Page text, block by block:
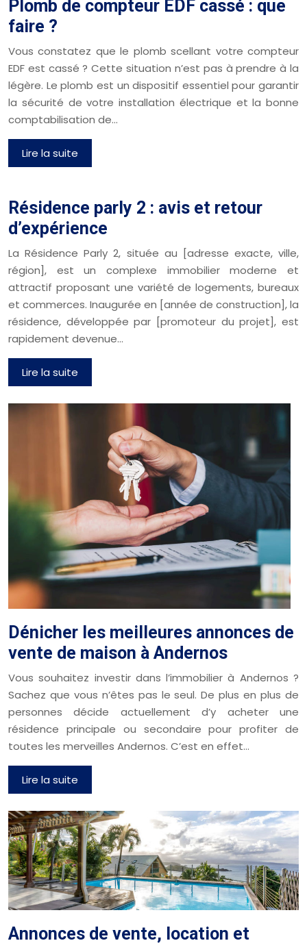
Plomb de compteur EDF cassé : que
faire ?
Vous constatez que le plomb scellant votre compteur
EDF est cassé ? Cette situation n’est pas à prendre à la
légère. Le plomb est un dispositif essentiel pour garantir
la sécurité de votre installation électrique et la bonne
comptabilisation de…
Lire la suite
Résidence parly 2 : avis et retour
d’expérience
La Résidence Parly 2, située au [adresse exacte, ville,
région], est un complexe immobilier moderne et
attractif proposant une variété de logements, bureaux
et commerces. Inaugurée en [année de construction], la
résidence, développée par [promoteur du projet], est
rapidement devenue…
Lire la suite
Dénicher les meilleures annonces de
vente de maison à Andernos
Vous souhaitez investir dans l’immobilier à Andernos ?
Sachez que vous n’êtes pas le seul. De plus en plus de
personnes décide actuellement d’y acheter une
résidence principale ou secondaire pour profiter de
toutes les merveilles Andernos. C’est en effet…
Lire la suite
Annonces de vente, location et